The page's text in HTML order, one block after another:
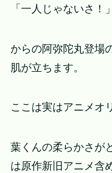
「一人じゃないさ！」
からの阿弥陀丸登場
肌が立ちます。
ここは実はアニメオ
葉くんの柔らかさが
は原作新旧アニメ含